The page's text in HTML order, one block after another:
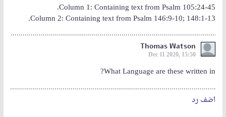
Column 1: Containing text from Psalm 105:24-45.
Column 2: Containing text from Psalm 146:9-10; 148:1-13.
Thomas Watson
Dec 11 2020, 15:50
What Language are these written in?
اضف رد